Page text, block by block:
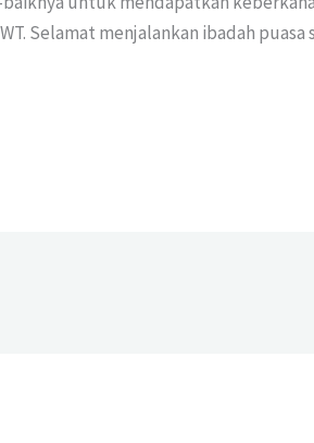
Selamat menjalankan ibadah